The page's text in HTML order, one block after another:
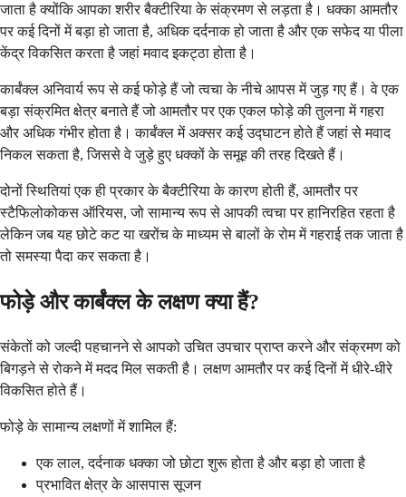
जाता है क्योंकि आपका शरीर बैक्टीरिया के संक्रमण से लड़ता है। धक्का आमतौर
पर कई दिनों में बड़ा हो जाता है, अधिक दर्दनाक हो जाता है और एक सफेद या पीला
केंद्र विकसित करता है जहां मवाद इकट्ठा होता है।
कार्बंक्ल अनिवार्य रूप से कई फोड़े हैं जो त्वचा के नीचे आपस में जुड़ गए हैं। वे एक
बड़ा संक्रमित क्षेत्र बनाते हैं जो आमतौर पर एक एकल फोड़े की तुलना में गहरा
और अधिक गंभीर होता है। कार्बंक्ल में अक्सर कई उद्घाटन होते हैं जहां से मवाद
निकल सकता है, जिससे वे जुड़े हुए धक्कों के समूह की तरह दिखते हैं।
दोनों स्थितियां एक ही प्रकार के बैक्टीरिया के कारण होती हैं, आमतौर पर
स्टैफिलोकोकस ऑरियस, जो सामान्य रूप से आपकी त्वचा पर हानिरहित रहता है
लेकिन जब यह छोटे कट या खरोंच के माध्यम से बालों के रोम में गहराई तक जाता है
तो समस्या पैदा कर सकता है।
फोड़े और कार्बंक्ल के लक्षण क्या हैं?
संकेतों को जल्दी पहचानने से आपको उचित उपचार प्राप्त करने और संक्रमण को
बिगड़ने से रोकने में मदद मिल सकती है। लक्षण आमतौर पर कई दिनों में धीरे-धीरे
विकसित होते हैं।
फोड़े के सामान्य लक्षणों में शामिल हैं:
एक लाल, दर्दनाक धक्का जो छोटा शुरू होता है और बड़ा हो जाता है
प्रभावित क्षेत्र के आसपास सूजन